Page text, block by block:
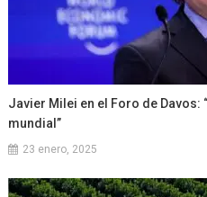
Javier Milei en el Foro de Davos:
mundial”
23 enero, 2025